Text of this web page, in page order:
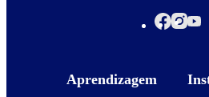
Aprendizagem